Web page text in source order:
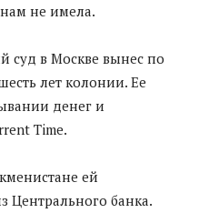
не имела.
суд в Москве вынес по
лет колонии. Ее
денег и
Time.
ей
Центрального банка.